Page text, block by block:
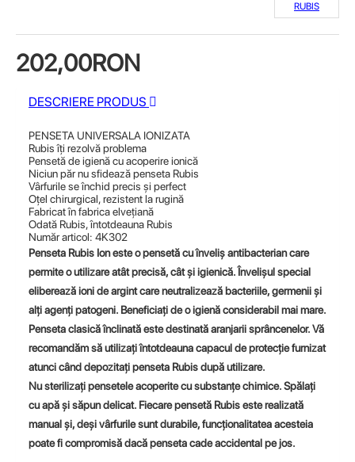
202,00RON
RUBIS
DESCRIERE PRODUS
PENSETA UNIVERSALA IONIZATA
Rubis îți rezolvă problema
Pensetă de igienă cu acoperire ionică
Niciun păr nu sfidează penseta Rubis
Vârfurile se închid precis și perfect
Oțel chirurgical, rezistent la rugină
Fabricat în fabrica elvețiană
Odată Rubis, întotdeauna Rubis
Număr articol: 4K302
Penseta Rubis Ion este o pensetă cu înveliș antibacterian care
permite o utilizare atât precisă, cât și igienică. Învelișul special
eliberează ioni de argint care neutralizează bacteriile, germenii și
alți agenți patogeni. Beneficiați de o igienă considerabil mai mare.
Penseta clasică înclinată este destinată aranjarii sprâncenelor. Vă
recomandăm să utilizați întotdeauna capacul de protecție furnizat
atunci când depozitați penseta Rubis după utilizare.
Nu sterilizați pensetele acoperite cu substanțe chimice. Spălați
cu apă și săpun delicat. Fiecare pensetă Rubis este realizată
manual și, deși vârfurile sunt durabile, funcționalitatea acesteia
poate fi compromisă dacă penseta cade accidental pe jos.